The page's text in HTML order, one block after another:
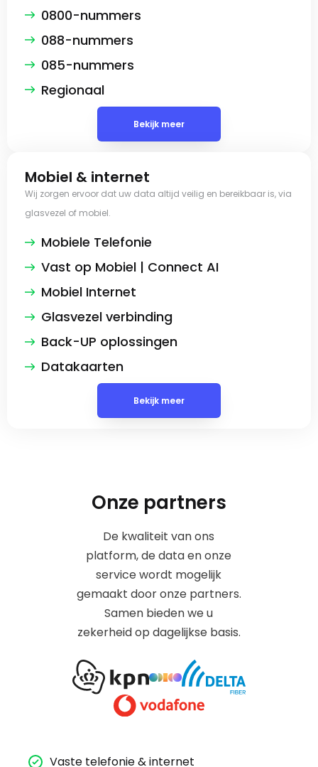
0800-nummers
088-nummers
085-nummers
Regionaal
Bekijk meer
Mobiel & internet
Wij zorgen ervoor dat uw data altijd veilig en bereikbaar is, via
glasvezel of mobiel.
Mobiele Telefonie
Vast op Mobiel | Connect AI
Mobiel Internet
Glasvezel verbinding
Back-UP oplossingen
Datakaarten
Bekijk meer
Onze partners
De kwaliteit van ons
platform, de data en onze
service wordt mogelijk
gemaakt door onze partners.
Samen bieden we u
zekerheid op dagelijkse basis.
Vaste telefonie & internet